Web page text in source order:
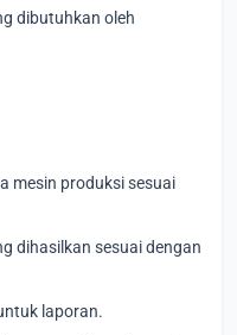
dibutuhkan oleh
mesin produksi sesuai
dihasilkan sesuai dengan
laporan.